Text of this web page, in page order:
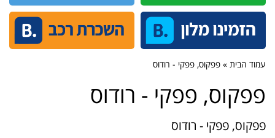
עמוד הבית » פפקוס, פפקי - רודוס
פפקוס, פפקי - רודוס
פפקוס, פפקי - רודוס